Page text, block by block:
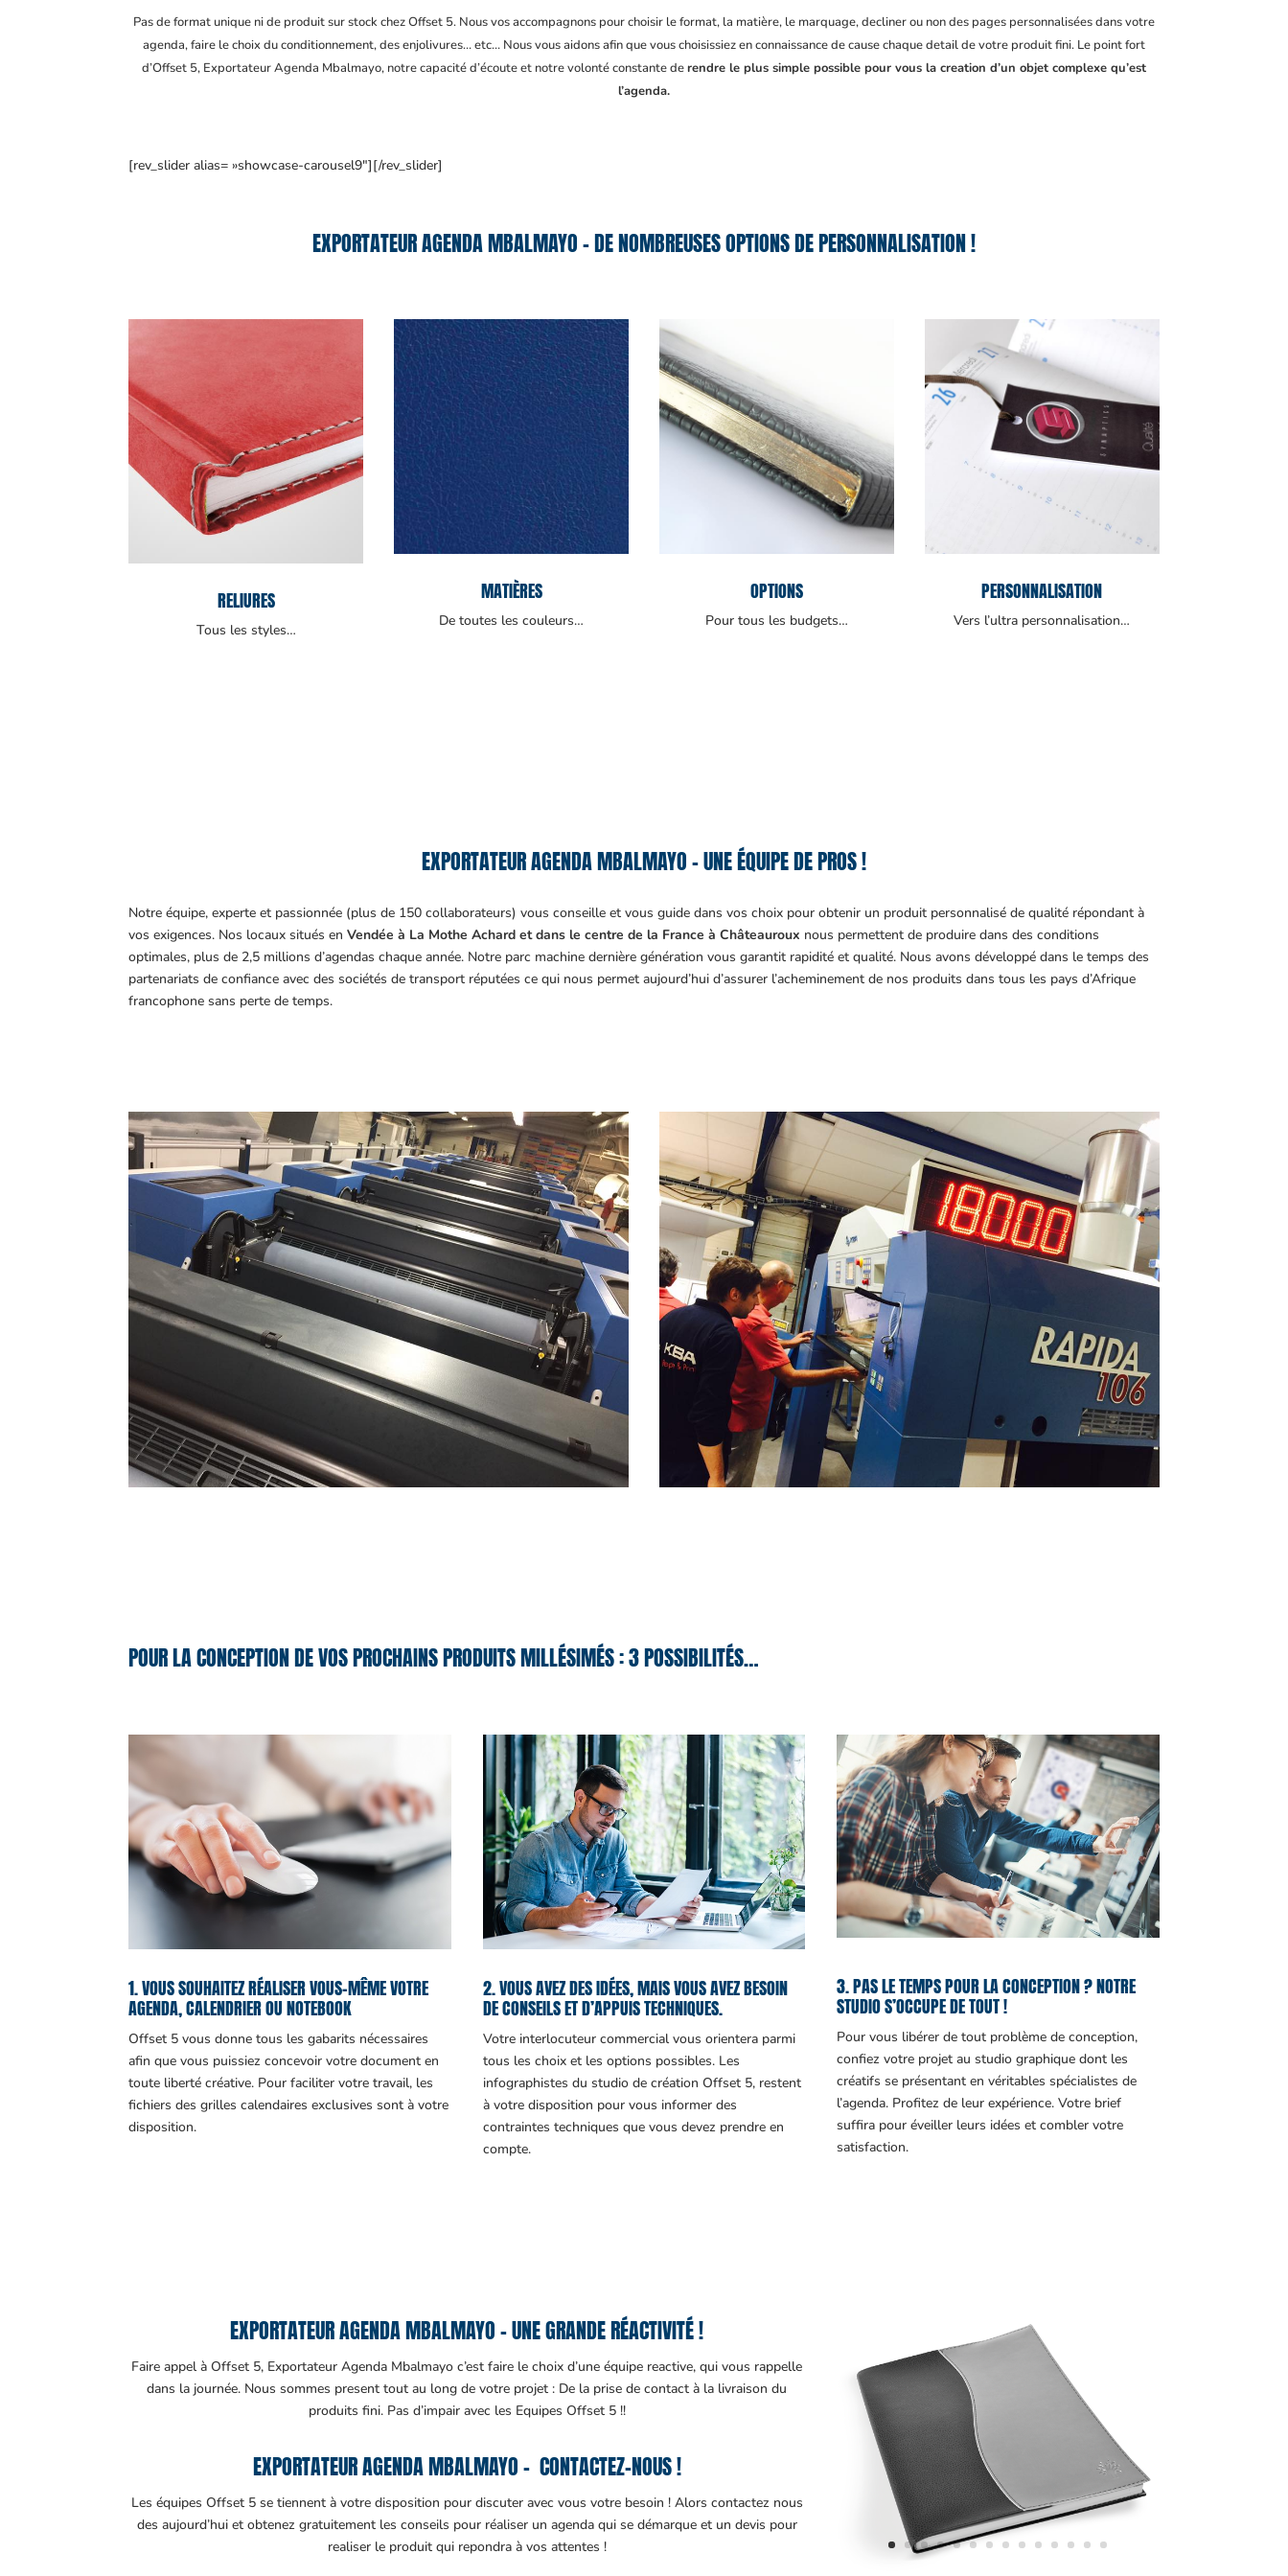
Pas de format unique ni de produit sur stock chez Offset 5. Nous vos accompagnons pour choisir le format, la matière, le marquage, decliner ou non des pages personnalisées dans votre
agenda, faire le choix du conditionnement, des enjolivures… etc… Nous vous aidons afin que vous choisissiez en connaissance de cause chaque detail de votre produit fini. Le point fort
d’Offset 5, Exportateur Agenda Mbalmayo, notre capacité d’écoute et notre volonté constante derendre le plus simple possible pour vous la creation d’un objet complexe qu’est
l’agenda.
[rev_slider alias= »showcase-carousel9″][/rev_slider]
EXPORTATEUR AGENDA MBALMAYO – DE NOMBREUSES OPTIONS DE PERSONNALISATION !
RELIURES
Tous les styles…
MATIÈRES
De toutes les couleurs…
OPTIONS
Pour tous les budgets…
PERSONNALISATION
Vers l’ultra personnalisation…
EXPORTATEUR AGENDA MBALMAYO – UNE ÉQUIPE DE PROS !
Notre équipe, experte et passionnée (plus de 150 collaborateurs) vous conseille et vous guide dans vos choix pour obtenir un produit personnalisé de qualité répondant à
vos exigences. Nos locaux situés enVendée à La Mothe Achard et dans le centre de la France à Châteauroux nous permettent de produire dans des conditions
optimales, plus de 2,5 millions d’agendas chaque année. Notre parc machine dernière génération vous garantit rapidité et qualité. Nous avons développé dans le temps des
partenariats de confiance avec des sociétés de transport réputées ce qui nous permet aujourd’hui d’assurer l’acheminement de nos produits dans tous les pays d’Afrique
francophone sans perte de temps.
POUR LA CONCEPTION DE VOS PROCHAINS PRODUITS MILLÉSIMÉS : 3 POSSIBILITÉS…
1. VOUS SOUHAITEZ RÉALISER VOUS-MÊME VOTRE
AGENDA, CALENDRIER OU NOTEBOOK
Offset 5 vous donne tous les gabarits nécessaires
afin que vous puissiez concevoir votre document en
toute liberté créative. Pour faciliter votre travail, les
fichiers des grilles calendaires exclusives sont à votre
disposition.
2. VOUS AVEZ DES IDÉES, MAIS VOUS AVEZ BESOIN
DE CONSEILS ET D’APPUIS TECHNIQUES.
Votre interlocuteur commercial vous orientera parmi
tous les choix et les options possibles. Les
infographistes du studio de création Offset 5, restent
à votre disposition pour vous informer des
contraintes techniques que vous devez prendre en
compte.
3. PAS LE TEMPS POUR LA CONCEPTION ? NOTRE
STUDIO S’OCCUPE DE TOUT !
Pour vous libérer de tout problème de conception,
confiez votre projet au studio graphique dont les
créatifs se présentant en véritables spécialistes de
l’agenda. Profitez de leur expérience. Votre brief
suffira pour éveiller leurs idées et combler votre
satisfaction.
EXPORTATEUR AGENDA MBALMAYO – UNE GRANDE RÉACTIVITÉ !
Faire appel à Offset 5, Exportateur Agenda Mbalmayo c’est faire le choix d’une équipe reactive, qui vous rappelle
dans la journée. Nous sommes present tout au long de votre projet : De la prise de contact à la livraison du
produits fini. Pas d’impair avec les Equipes Offset 5 !!
EXPORTATEUR AGENDA MBALMAYO – CONTACTEZ-NOUS !
Les équipes Offset 5 se tiennent à votre disposition pour discuter avec vous votre besoin ! Alors contactez nous
des aujourd’hui et obtenez gratuitement les conseils pour réaliser un agenda qui se démarque et un devis pour
realiser le produit qui repondra à vos attentes !